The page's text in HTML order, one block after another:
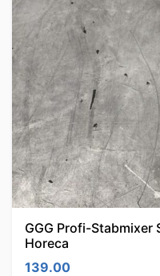
GGG Profi-
Horeca
139.00